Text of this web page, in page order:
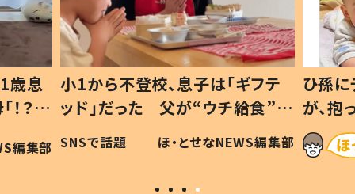
歳息
？」
編集部
小1から不登校、息子は「ギフテ
ッド」だった 父が“ウチ給食”を
作り続ける理由とは #令和の親
#令和の子
SNSで話題 ほ・とせなNEWS編集部
ひ孫
が、
「涙が
い」